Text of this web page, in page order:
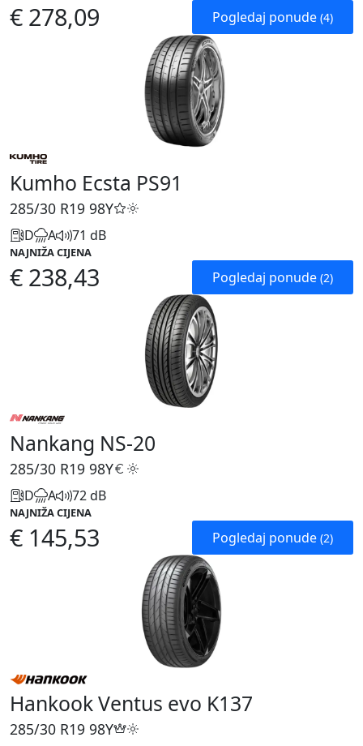
€ 278,09 Pogledaj ponude (4)
Kumho Ecsta PS91
285/30 R19 98Y
D A 71 dB
NAJNIŽA CIJENA
€ 238,43 Pogledaj ponude (2)
Nankang NS-20
285/30 R19 98Y
D A 72 dB
NAJNIŽA CIJENA
€ 145,53 Pogledaj ponude (2)
Hankook Ventus evo K137
285/30 R19 98Y